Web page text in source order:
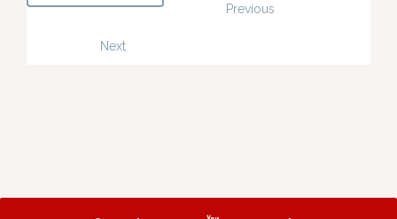
Previous
Next